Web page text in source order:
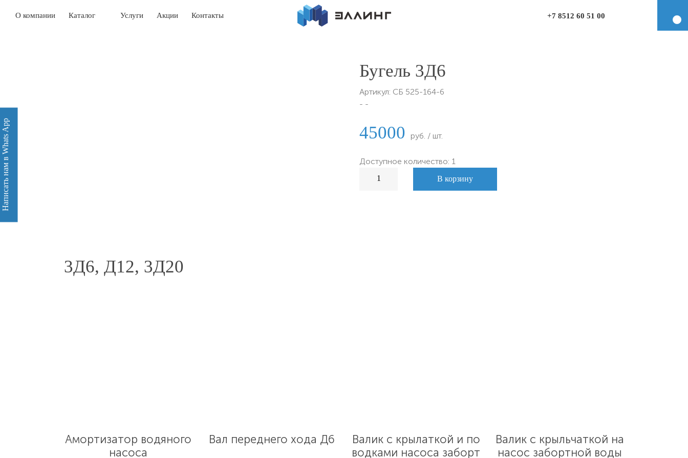
О компании Каталог Услуги Акции Контакты +7 8512 60 51 00
Бугель 3Д6
Артикул: СБ 525-164-6
- -
45000 руб. / шт.
Доступное количество: 1
В корзину
3Д6, Д12, 3Д20
Амортизатор водяного
насоса
Вал переднего хода Д6
Валик с крылаткой и по
водками насоса заборт
Валик с крыльчаткой на
насос забортной воды
Написать нам в Whats App